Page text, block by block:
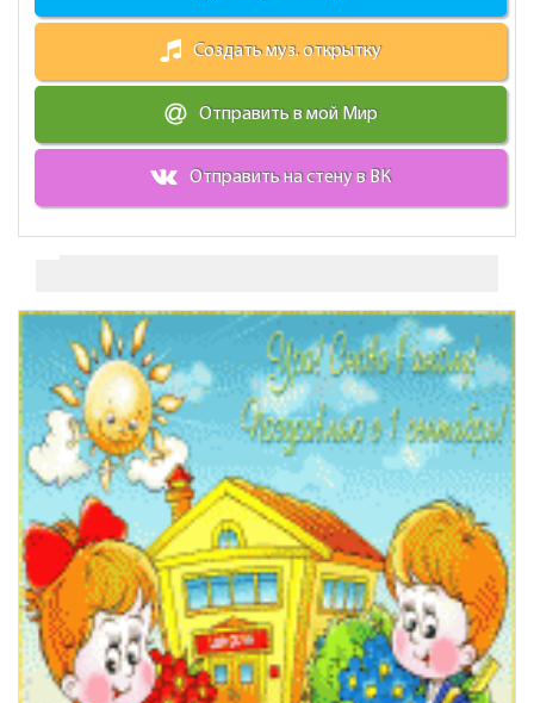
Создать муз. открытку
Отправить в мой Мир
Отправить на стену в ВК